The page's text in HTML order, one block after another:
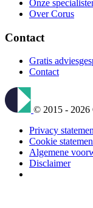
Onze
Over Corus
Contact
Gratis
Contact
© 2015 - 2026
Privacy
Cookie
Algemene
Disclaimer